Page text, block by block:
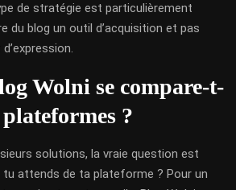
de stratégie est particulièrement
du blog un outil d’acquisition et pas
Wolni se compare-t-
?
solutions, la vraie question est
tu attends de ta plateforme ? Pour un